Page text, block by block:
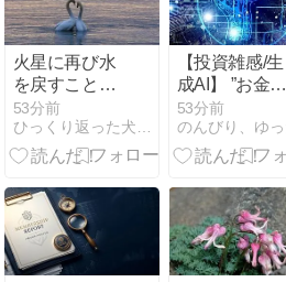
火星に再び水
を戻すことは
可能か?
53分前
【投資雑感/生
成AI】 ”お金の
相談、AIを活
用” これから
は相談するの
りそうです
ね。 ただ。。
53分前